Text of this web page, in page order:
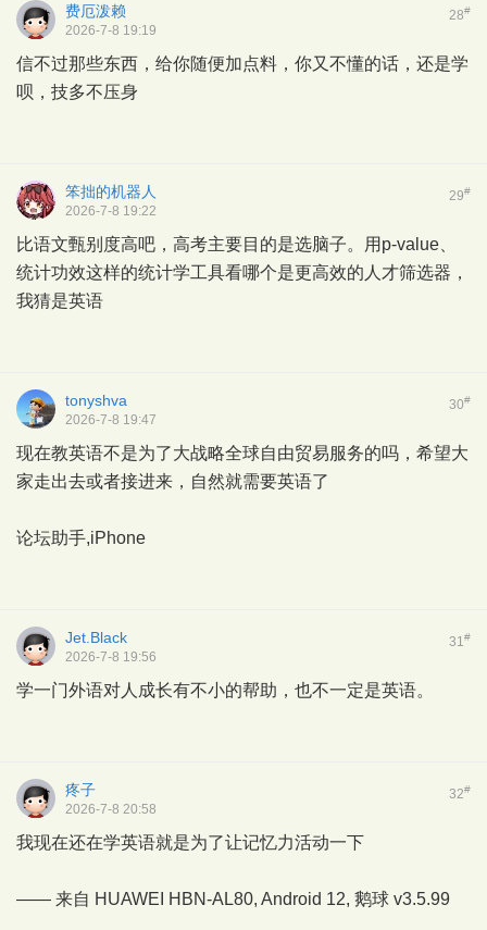
28#
费厄泼赖
2026-7-8 19:19
信不过那些东西，给你随便加点料，你又不懂的话，还是学
呗，技多不压身
29#
笨拙的机器人
2026-7-8 19:22
比语文甄别度高吧，高考主要目的是选脑子。用p-value、
统计功效这样的统计学工具看哪个是更高效的人才筛选器，
我猜是英语
30#
tonyshva
2026-7-8 19:47
现在教英语不是为了大战略全球自由贸易服务的吗，希望大
家走出去或者接进来，自然就需要英语了
论坛助手,iPhone
31 #
Jet.Black
2026-7-8 19:56
学一门外语对人成长有不小的帮助，也不一定是英语。
32#
疼子
2026-7-8 20:58
我现在还在学英语就是为了让记忆力活动一下
—— 来自 HUAWEI HBN-AL80, Android 12, 鹅球 v3.5.99